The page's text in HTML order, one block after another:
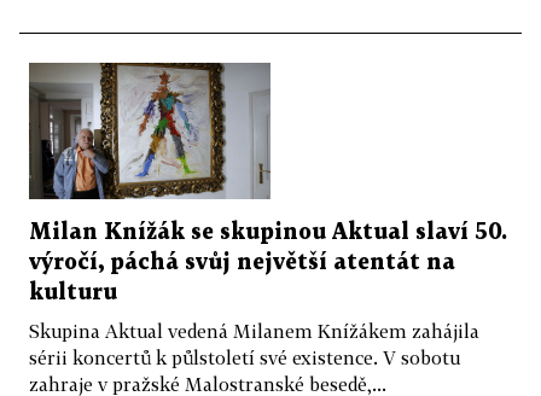
Milan Knížák se skupinou Aktual slaví 50.
výročí, páchá svůj největší atentát na
kulturu
Skupina Aktual vedená Milanem Knížákem zahájila
sérii koncertů k půlstoletí své existence. V sobotu
zahraje v pražské Malostranské besedě,...